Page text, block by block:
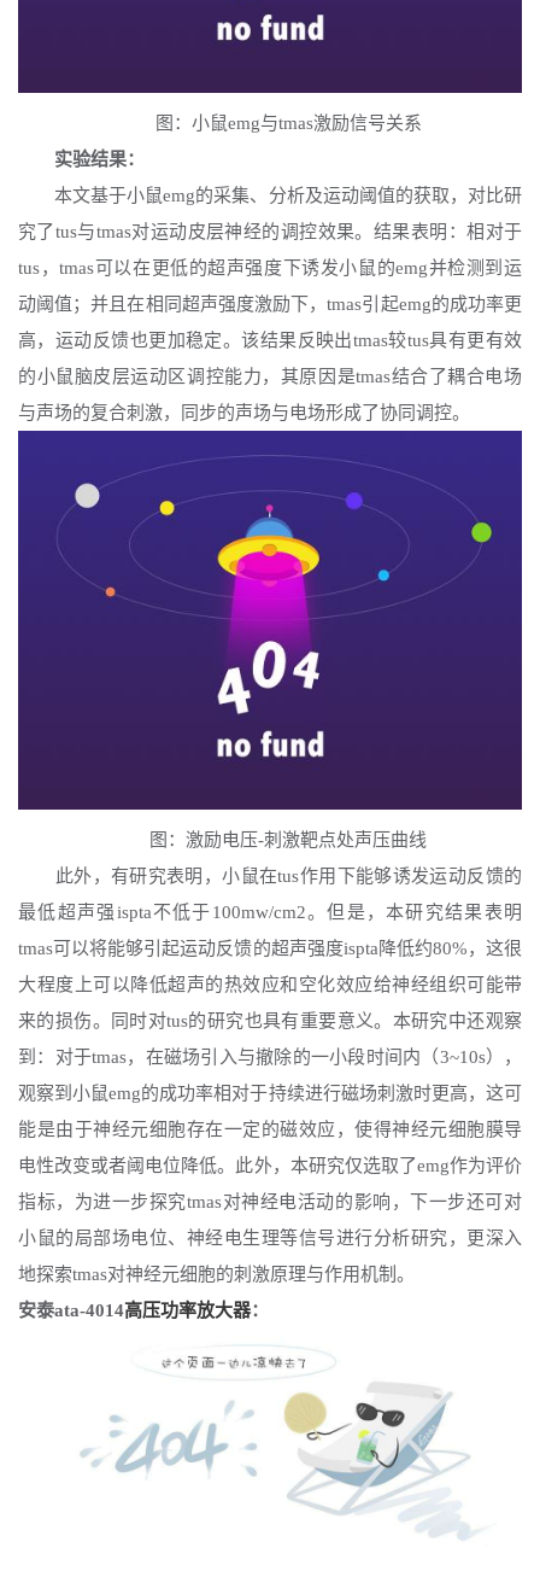
图：小鼠emg与tmas激励信号关系
实验结果：
本文基于小鼠emg的采集、分析及运动阈值的获取，对比研
究了tus与tmas对运动皮层神经的调控效果。结果表明：相对于
tus，tmas可以在更低的超声强度下诱发小鼠的emg并检测到运
动阈值；并且在相同超声强度激励下，tmas引起emg的成功率更
高，运动反馈也更加稳定。该结果反映出tmas较tus具有更有效
的小鼠脑皮层运动区调控能力，其原因是tmas结合了耦合电场
与声场的复合刺激，同步的声场与电场形成了协同调控。
图：激励电压-刺激靶点处声压曲线
此外，有研究表明，小鼠在tus作用下能够诱发运动反馈的
最低超声强ispta不低于100mw/cm2。但是，本研究结果表明
tmas可以将能够引起运动反馈的超声强度ispta降低约80%，这很
大程度上可以降低超声的热效应和空化效应给神经组织可能带
来的损伤。同时对tus的研究也具有重要意义。本研究中还观察
到：对于tmas，在磁场引入与撤除的一小段时间内（3~10s），
观察到小鼠emg的成功率相对于持续进行磁场刺激时更高，这可
能是由于神经元细胞存在一定的磁效应，使得神经元细胞膜导
电性改变或者阈电位降低。此外，本研究仅选取了emg作为评价
指标，为进一步探究tmas对神经电活动的影响，下一步还可对
小鼠的局部场电位、神经电生理等信号进行分析研究，更深入
地探索tmas对神经元细胞的刺激原理与作用机制。
安泰ata-4014高压功率放大器：